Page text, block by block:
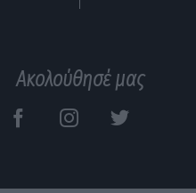
Ακολούθησέ μας